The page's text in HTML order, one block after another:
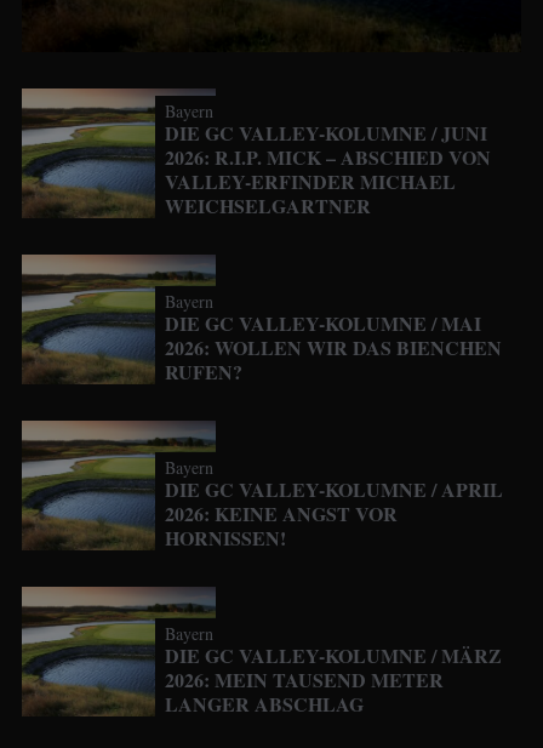
Bayern
DIE GC VALLEY-KOLUMNE / JUNI
2026: R.I.P. MICK – ABSCHIED VON
VALLEY-ERFINDER MICHAEL
WEICHSELGARTNER
Bayern
DIE GC VALLEY-KOLUMNE / MAI
2026: WOLLEN WIR DAS BIENCHEN
RUFEN?
Bayern
DIE GC VALLEY-KOLUMNE / APRIL
2026: KEINE ANGST VOR
HORNISSEN!
Bayern
DIE GC VALLEY-KOLUMNE / MÄRZ
2026: MEIN TAUSEND METER
LANGER ABSCHLAG